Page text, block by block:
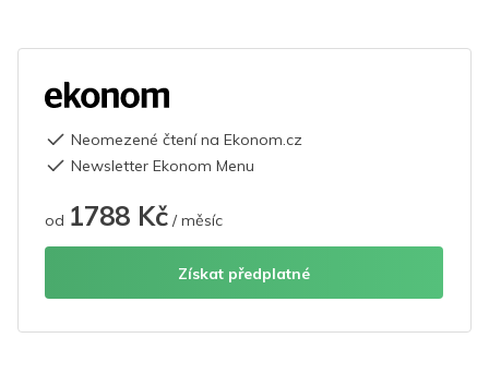
Neomezené čtení na Ekonom.cz
Newsletter Ekonom Menu
od 1788 Kč / měsíc
Získat předplatné